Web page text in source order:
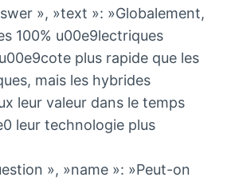
», »text »: »Globalement,
100% u00e9lectriques
plus rapide que les
mais les hybrides
leur valeur dans le temps
leur technologie plus
», »name »: »Peut-on